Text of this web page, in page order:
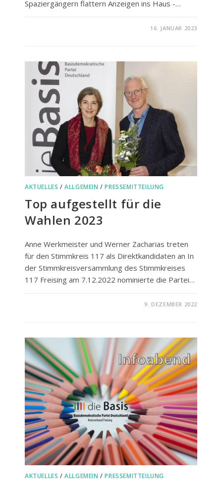
Spaziergängern flattern Anzeigen ins Haus -…
FREISINGER
16. JANUAR 2023
AKTUELLES /ALLGEMEIN /PRESSEMITTEILUNG
Top aufgestellt für die
Wahlen 2023
Anne Werkmeister und Werner Zacharias treten
für den Stimmkreis 117 als Direktkandidaten an In
der Stimmkreisversammlung des Stimmkreises
117 Freising am 7.12.2022 nominierte die Partei…
WAHLEN
2023
9. DEZEMBER 2022
AKTUELLES /ALLGEMEIN /PRESSEMITTEILUNG